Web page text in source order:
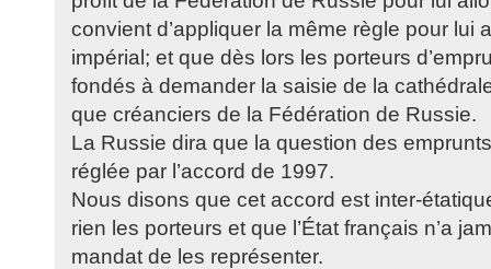
convient d’appliquer la même règle pour lui
impérial; et que dès lors les porteurs
fondés à demander la saisie de la
que créanciers de la Fédération de Russie.
La Russie dira que la question des
réglée par l’accord de 1997.
Nous disons que cet accord est inter-
rien les porteurs et que l’État français n’a
mandat de les représenter.